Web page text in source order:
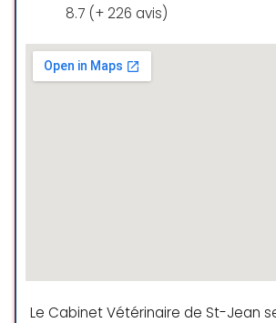
expertes !!
des prestations de
8.7 (+ 226 avis)
Le Cabinet Vétérinaire de St-Jean